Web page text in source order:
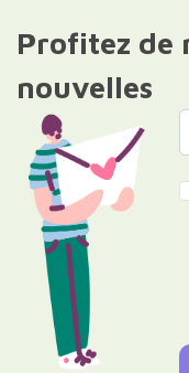
Profitez de
nouvelles